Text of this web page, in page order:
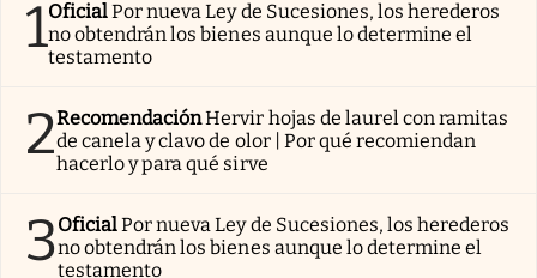
1OficialPor nueva Ley de Sucesiones, los herederos
no obtendrán los bienes aunque lo determine el
testamento
2RecomendaciónHervir hojas de laurel con ramitas
de canela y clavo de olor | Por qué recomiendan
hacerlo y para qué sirve
3OficialPor nueva Ley de Sucesiones, los herederos
no obtendrán los bienes aunque lo determine el
testamento